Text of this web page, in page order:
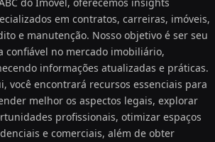
em contratos, carreiras, imóveis,
e manutenção. Nosso objetivo é ser seu
confiável no mercado imobiliário,
informações atualizadas e práticas.
você encontrará recursos essenciais para
melhor os aspectos legais, explorar
profissionais, otimizar espaços
e comerciais, além de obter